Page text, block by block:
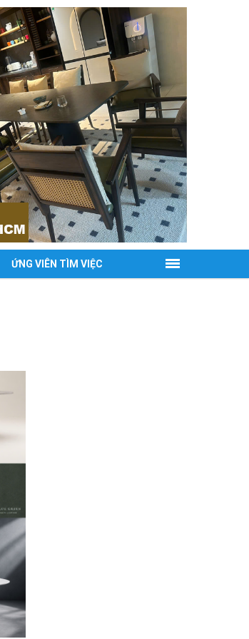
ỨNG VIÊN TÌM VIỆC